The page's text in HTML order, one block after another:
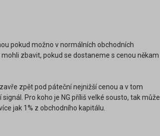
pokud možno v normálních obchodních
zbavit, pokud se dostaneme s cenou někam
zpět pod páteční nejnižší cenou a v tom
Pro koho je NG příliš velké sousto, tak může
jak 1% z obchodního kapitálu.